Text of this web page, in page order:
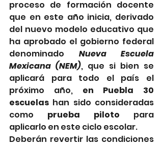
proceso de formación docente
que en este año inicia, derivado
del nuevo modelo educativo que
ha aprobado el gobierno federal
denominado Nueva Escuela
Mexicana (NEM), que si bien se
aplicará para todo el país el
próximo año, en Puebla 30
escuelas han sido consideradas
como prueba piloto para
aplicarlo en este ciclo escolar.
Deberán revertir las condiciones